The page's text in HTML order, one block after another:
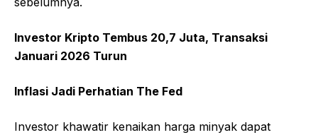
Investor Kripto Tembus 20,7 Juta, Transaksi
Januari 2026 Turun
Inflasi Jadi Perhatian The Fed
Investor khawatir kenaikan harga minyak dapat